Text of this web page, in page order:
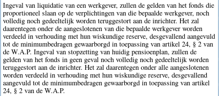
Ingeval van liquidatie van een werkgever, zullen de gelden van het fonds die
proportioneel slaan op de verplichtingen van die bepaalde werkgever, noch
volledig noch gedeeltelijk worden teruggestort aan de inrichter. Het zal
daarentegen onder de aangeslotenen van die bepaalde werkgever worden
verdeeld in verhouding met hun wiskundige reserve, desgevallend aangevuld
tot de minimumbedragen gewaarborgd in toepassing van artikel 24, § 2 van
de W.A.P. Ingeval van stopzetting van huidig pensioenplan, zullen de
gelden van het fonds in geen geval noch volledig noch gedeeltelijk worden
teruggestort aan de inrichter. Het zal daarentegen onder alle aangeslotenen
worden verdeeld in verhouding met hun wiskundige reserve, desgevallend
aangevuld tot de minimumbedragen gewaarborgd in toepassing van artikel
24, § 2 van de W.A.P.